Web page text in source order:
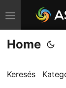
T
o
g
l
Home
Keresés